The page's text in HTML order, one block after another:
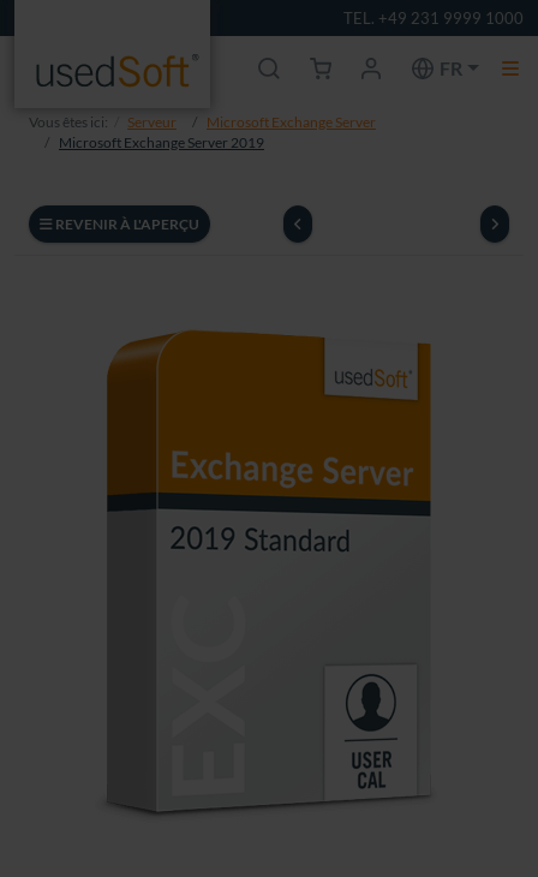
TEL. +49 231 9999 1000
FR
Vous êtes ici: Serveur
Microsoft Exchange Server
Microsoft Exchange Server 2019
REVENIR À L'APERÇU